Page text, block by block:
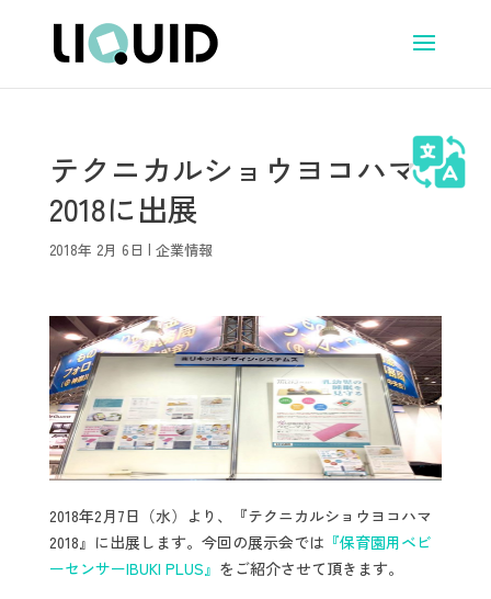
テクニカルショウヨコハマ
2018に出展
2018年 2月 6日 | 企業情報
2018年2月7日（水）より、『テクニカルショウヨコハマ
2018』に出展します。今回の展示会では 『保育園用ベビ
ーセンサーIBUKI PLUS』 をご紹介させて頂きます。